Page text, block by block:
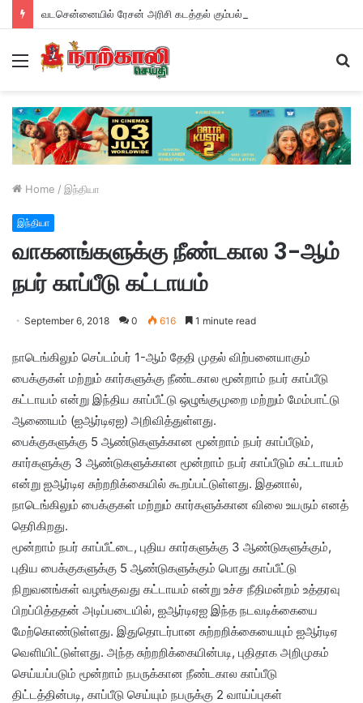
Menu
Home / இந்தியா
இந்தியா
வாகனங்களுக்கு நீண்டகால 3-ஆம்
நபர் காப்பீடு கட்டாயம்
September 6, 2018 0 616 1 minute read
நாடெங்கிலும் செப்டம்பர் 1-ஆம் தேதி முதல் விற்பனையாகும்
பைக்குகள் மற்றும் கார்களுக்கு நீண்டகால மூன்றாம் நபர் காப்பீடு
கட்டாயம் என்று இந்திய காப்பீட்டு ஒழுங்குமுறை மற்றும் மேம்பாட்டு
ஆணையம் (ஐஆர்டிஏஐ) அறிவித்துள்ளது.
பைக்குகளுக்கு 5 ஆண்டுகளுக்கான மூன்றாம் நபர் காப்பீடும்,
கார்களுக்கு 3 ஆண்டுகளுக்கான மூன்றாம் நபர் காப்பீடும் கட்டாயம்
என்று ஐஆர்டிஏ சுற்றறிக்கையில் கூறப்பட்டுள்ளது. இதனால்,
நாடெங்கிலும் பைக்குகள் மற்றும் கார்களுக்கான விலை உயரும் எனத்
தெரிகிறது.
மூன்றாம் நபர் காப்பீட்டை, புதிய கார்களுக்கு 3 ஆண்டுகளுக்கும்,
புதிய பைக்குகளுக்கு 5 ஆண்டுகளுக்கும் பொது காப்பீட்டு
நிறுவனங்கள் வழங்குவது கட்டாயம் என்று உச்ச நீதிமன்றம் உத்தரவு
பிறப்பித்ததன் அடிப்படையில், ஐஆர்டிஏஐ இந்த நடவடிக்கையை
மேற்கொண்டுள்ளது. இதுதொடர்பான சுற்றறிக்கையையும் ஐஆர்டிஏ
வெளியிட்டுள்ளது. அந்த சுற்றறிக்கையின்படி, புதிதாக அறிமுகம்
செய்யப்படும் மூன்றாம் நபருக்கான நீண்டகால காப்பீடு
திட்டத்தின்படி, காப்பீடு செய்யும் நபருக்கு 2 வாய்ப்புகள்